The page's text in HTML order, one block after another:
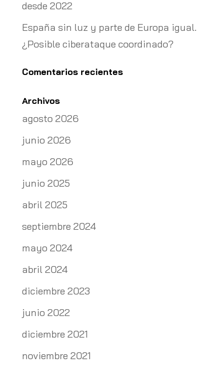
desde 2022
España sin luz y parte de Europa igual.
¿Posible ciberataque coordinado?
Comentarios recientes
Archivos
agosto 2026
junio 2026
mayo 2026
junio 2025
abril 2025
septiembre 2024
mayo 2024
abril 2024
diciembre 2023
junio 2022
diciembre 2021
noviembre 2021